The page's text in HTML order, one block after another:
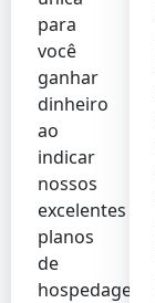
para
você
ganhar
dinheiro
ao
indicar
nossos
excelentes
planos
de
hospedagem